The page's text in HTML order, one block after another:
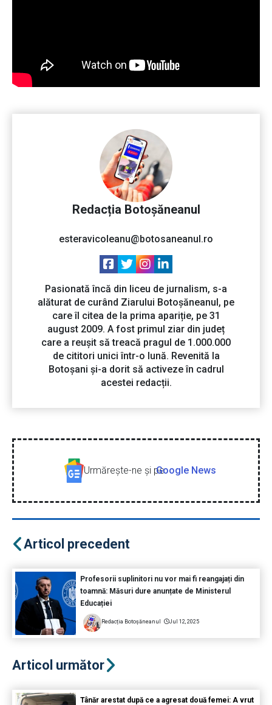
Redacția Botoșăneanul
esteravicoleanu@botosaneanul.ro
Pasionată încă din liceu de jurnalism, s-a
alăturat de curând Ziarului Botoșăneanul, pe
care îl citea de la prima apariție, pe 31
august 2009. A fost primul ziar din județ
care a reușit să treacă pragul de 1.000.000
de cititori unici într-o lună. Revenită la
Botoșani și-a dorit să activeze în cadrul
acestei redacții.
Urmăreşte-ne şi peGoogle News
Articol precedent
Profesorii suplinitori nu vor mai fi reangajați din
toamnă: Măsuri dure anunțate de Ministerul
Educației
Redacția Botoșăneanul Jul 12, 2025
Articol următor
Tânăr arestat după ce a agresat două femei: A vrut